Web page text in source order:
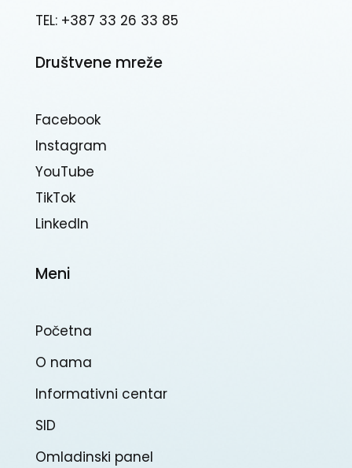
TEL: +387 33 26 33 85
Društvene mreže
Facebook
Instagram
YouTube
TikTok
Linkedln
Meni
Početna
O nama
Informativni centar
SID
Omladinski panel